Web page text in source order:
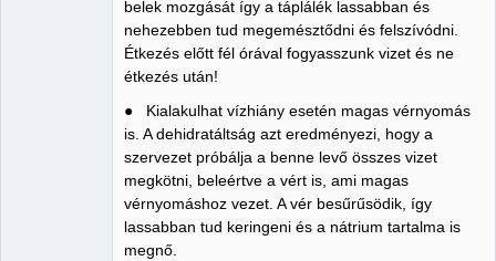
belek mozgását így a táplálék lassabban és
nehezebben tud megemésztődni és felszívódni.
Étkezés előtt fél órával fogyasszunk vizet és ne
étkezés után!
● Kialakulhat vízhiány esetén magas vérnyomás
is. A dehidratáltság azt eredményezi, hogy a
szervezet próbálja a benne levő összes vizet
megkötni, beleértve a vért is, ami magas
vérnyomáshoz vezet. A vér besűrűsödik, így
lassabban tud keringeni és a nátrium tartalma is
megnő.